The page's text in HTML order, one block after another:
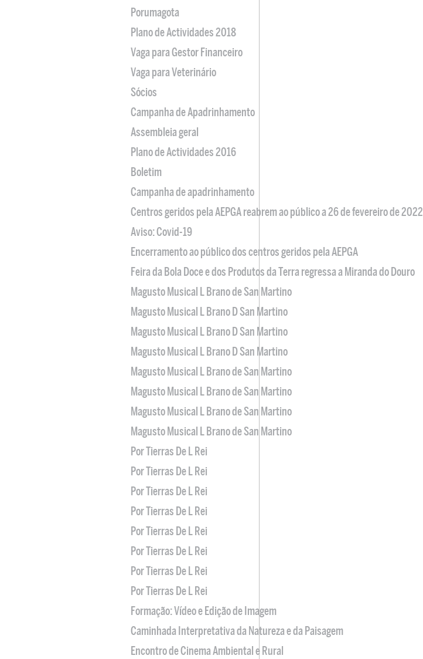
Porumagota
Plano de Actividades 2018
Vaga para Gestor Financeiro
Vaga para Veterinário
Sócios
Campanha de Apadrinhamento
Assembleia geral
Plano de Actividades 2016
Boletim
Campanha de apadrinhamento
Centros geridos pela AEPGA reabrem ao público a 26 de fevereiro de 2022
Aviso: Covid-19
Encerramento ao público dos centros geridos pela AEPGA
Feira da Bola Doce e dos Produtos da Terra regressa a Miranda do Douro
Magusto Musical L Brano de San Martino
Magusto Musical L Brano D San Martino
Magusto Musical L Brano D San Martino
Magusto Musical L Brano D San Martino
Magusto Musical L Brano de San Martino
Magusto Musical L Brano de San Martino
Magusto Musical L Brano de San Martino
Magusto Musical L Brano de San Martino
Por Tierras De L Rei
Por Tierras De L Rei
Por Tierras De L Rei
Por Tierras De L Rei
Por Tierras De L Rei
Por Tierras De L Rei
Por Tierras De L Rei
Por Tierras De L Rei
Formação: Vídeo e Edição de Imagem
Caminhada Interpretativa da Natureza e da Paisagem
Encontro de Cinema Ambiental e Rural